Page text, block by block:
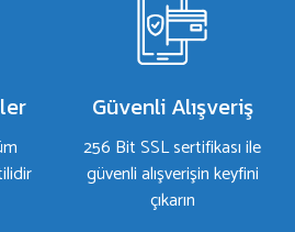
Güvenli Alışveriş
256 Bit SSL sertifikası ile
güvenli alışverişin keyfini
çıkarın